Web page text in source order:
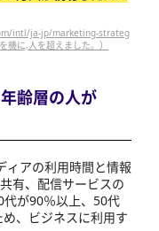
intl/ja-jp/marketing-strateg
に,人を超えました。）
齢層の人が
ィアの利用時間と情報
有、配信サービスの
が90％以上、50代
、ビジネスに利用す